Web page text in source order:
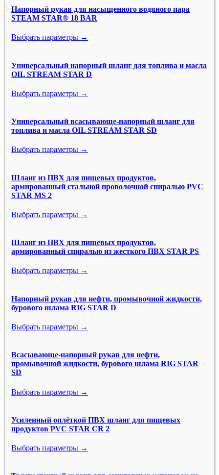
Напорный рукав для насыщенного водяного пара
STEAM STAR® 18 BAR
Выбрать параметры →
Универсальный напорный шланг для топлива и масла
OIL STREAM STAR D
Выбрать параметры →
Универсальный всасывающе-напорный шланг для
топлива и масла OIL STREAM STAR SD
Выбрать параметры →
Шланг из ПВХ для пищевых продуктов,
армированный стальной проволочной спиралью PVC
STAR MS 2
Выбрать параметры →
Шланг из ПВХ для пищевых продуктов,
армированный спиралью из жесткого ПВХ STAR PS
Выбрать параметры →
Напорный рукав для нефти, промывочной жидкости,
бурового шлама RIG STAR D
Выбрать параметры →
Всасывающе-напорный рукав для нефти,
промывочной жидкости, бурового шлама RIG STAR
SD
Выбрать параметры →
Усиленный оплёткой ПВХ шланг для пищевых
продуктов PVC STAR CR 2
Выбрать параметры →